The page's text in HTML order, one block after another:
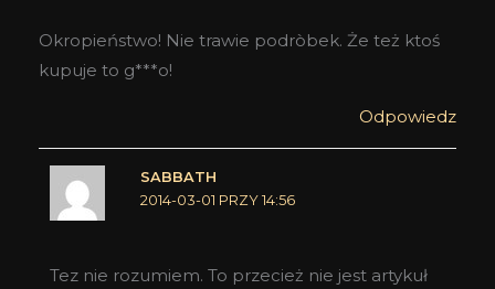
Okropieństwo! Nie trawie podròbek. Że też ktoś
kupuje to g***o!
Odpowiedz
SABBATH
2014-03-01 PRZY 14:56
Tez nie rozumiem. To przecież nie jest artykuł